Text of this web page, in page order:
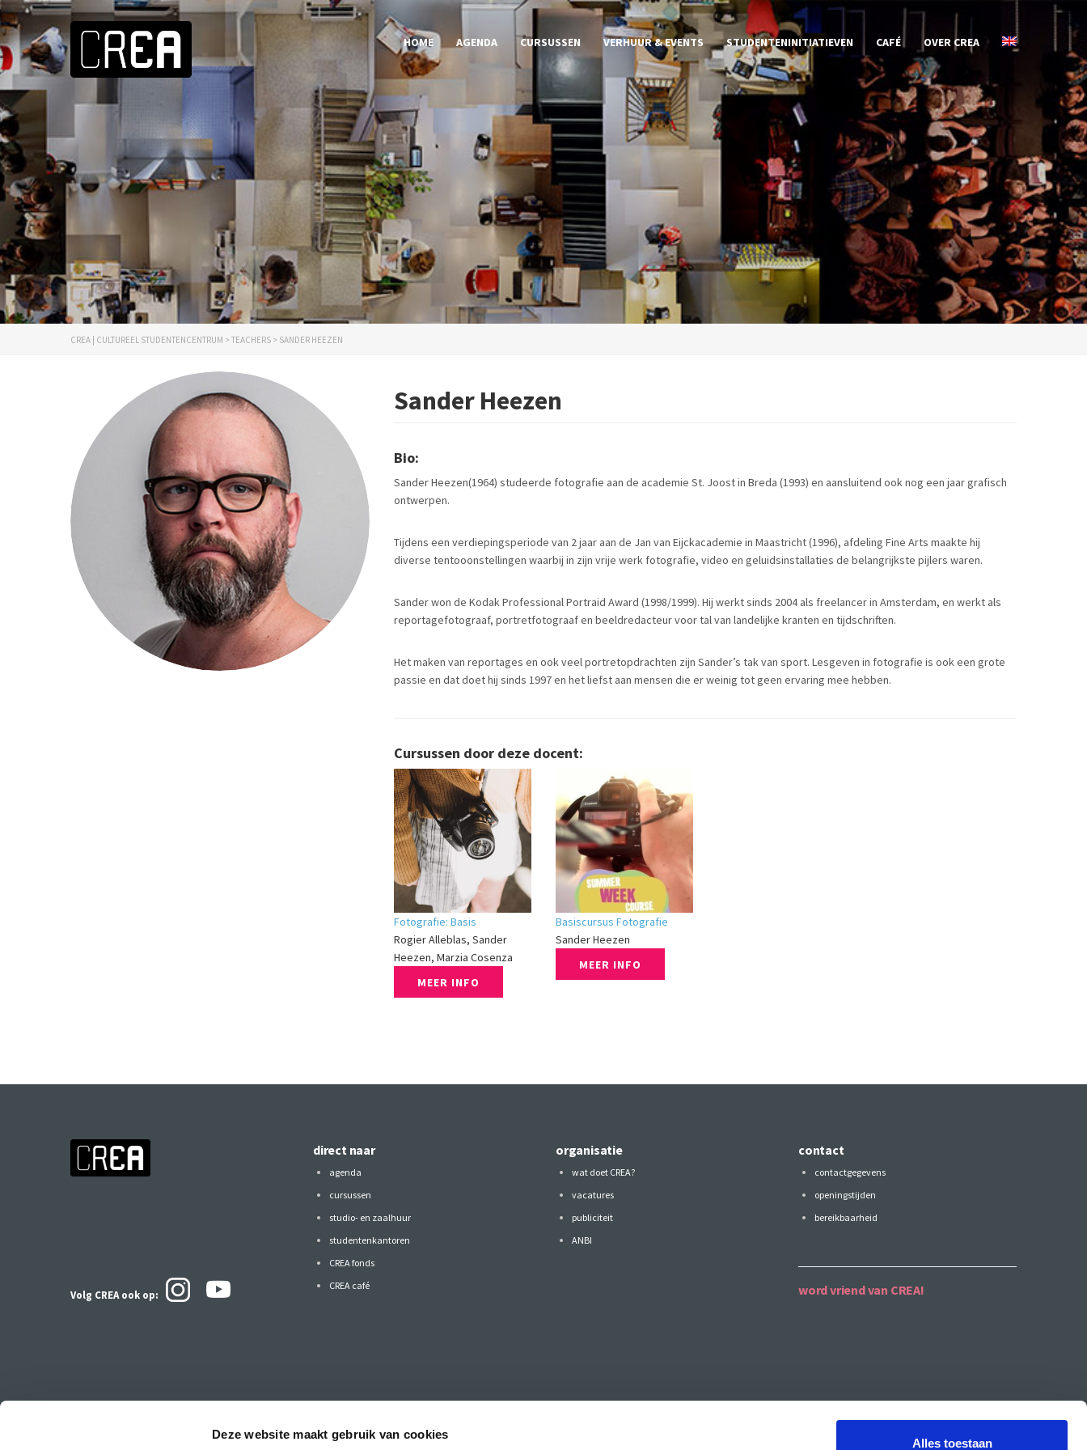
Deze website maakt gebruik van cookies
Alles toestaan
HOME AGENDA CURSUSSEN VERHUUR & EVENTS STUDENTENINITIATIEVEN CAFÉ OVER CREA
CREA | CULTUREEL STUDENTENCENTRUM > TEACHERS > SANDER HEEZEN
Sander Heezen
Bio:
Sander Heezen(1964) studeerde fotografie aan de academie St. Joost in Breda (1993) en aansluitend ook nog een jaar grafisch
ontwerpen.
Tijdens een verdiepingsperiode van 2 jaar aan de Jan van Eijckacademie in Maastricht (1996), afdeling Fine Arts maakte hij
diverse tentooonstellingen waarbij in zijn vrije werk fotografie, video en geluidsinstallaties de belangrijkste pijlers waren.
Sander won de Kodak Professional Portraid Award (1998/1999). Hij werkt sinds 2004 als freelancer in Amsterdam, en werkt als
reportagefotograaf, portretfotograaf en beeldredacteur voor tal van landelijke kranten en tijdschriften.
Het maken van reportages en ook veel portretopdrachten zijn Sander’s tak van sport. Lesgeven in fotografie is ook een grote
passie en dat doet hij sinds 1997 en het liefst aan mensen die er weinig tot geen ervaring mee hebben.
Cursussen door deze docent:
Fotografie: Basis
Rogier Alleblas, Sander
Heezen, Marzia Cosenza
MEER INFO
Basiscursus Fotografie
Sander Heezen
MEER INFO
Volg CREA ook op:
direct naar
agenda
cursussen
studio- en zaalhuur
studentenkantoren
CREA fonds
CREA café
organisatie
wat doet CREA?
vacatures
publiciteit
ANBI
contact
contactgegevens
openingstijden
bereikbaarheid
word vriend van CREA!